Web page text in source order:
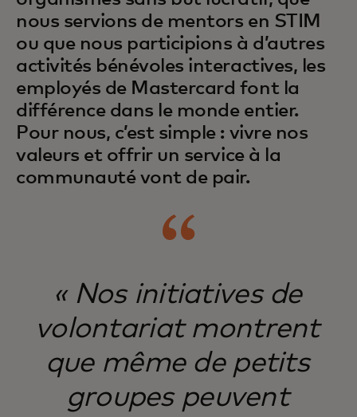
nous servions de mentors en STIM
ou que nous participions à d’autres
activités bénévoles interactives, les
employés de Mastercard font la
différence dans le monde entier.
Pour nous, c’est simple : vivre nos
valeurs et offrir un service à la
communauté vont de pair.
« Nos initiatives de
volontariat montrent
que même de petits
groupes peuvent